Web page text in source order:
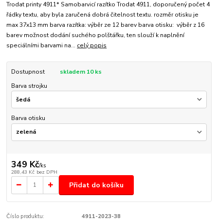
Trodat printy 4911* Samobarvicí razítko Trodat 4911, doporučený počet 4
řádky textu, aby byla zaručená dobrá čitelnost textu. rozměr otisku je
max 37x13 mm barva razítka: výběr ze 12 barev barva otisku: výběr z 16
barev možnost dodání suchého polštářku, ten slouží k naplnění
speciálními barvami na... celý popis
Dostupnost
skladem 10 ks
Barva strojku
Barva otisku
349 Kč/ks
288,43 Kč bez DPH
Přidat do košíku
Číslo produktu: 4911-2023-38